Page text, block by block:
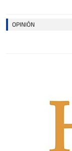
OPINIÓN